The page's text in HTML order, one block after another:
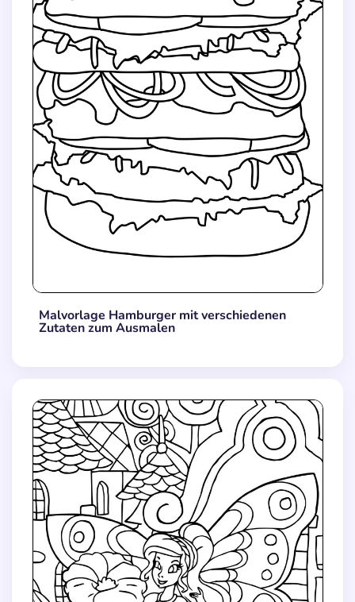
Malvorlage Hamburger mit verschiedenen
Zutaten zum Ausmalen